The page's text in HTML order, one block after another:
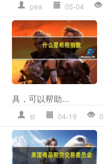
pea 05-04
具，可以帮助...
sl 04-19 0